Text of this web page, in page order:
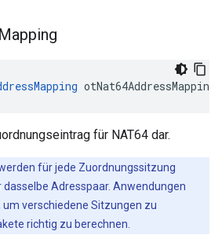
Mapping
otNat64AddressMapping
für NAT64 dar.
für jede Zuordnungssitzung
Adresspaar. Anwendungen
um verschiedene Sitzungen zu
richtig zu berechnen.